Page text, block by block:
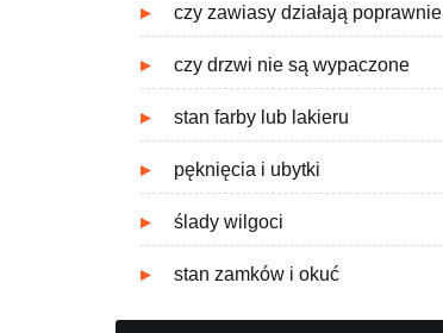
czy zawiasy działają poprawnie
czy drzwi nie są wypaczone
stan farby lub lakieru
pęknięcia i ubytki
ślady wilgoci
stan zamków i okuć